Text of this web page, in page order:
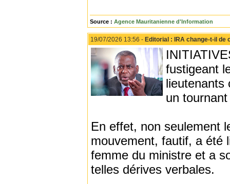
Source : Agence Mauritanienne d'Information
19/07/2026 13:56 - Editorial : IRA change-t-il de
fustigeant
lieutenants
un
En effet, non seulement
mouvement, fautif, a été
femme du ministre et a
telles dérives verbales.